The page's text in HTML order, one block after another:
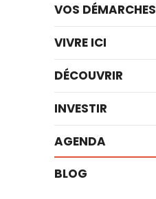
VOS DÉMARCHES
VIVRE ICI
DÉCOUVRIR
INVESTIR
AGENDA
BLOG